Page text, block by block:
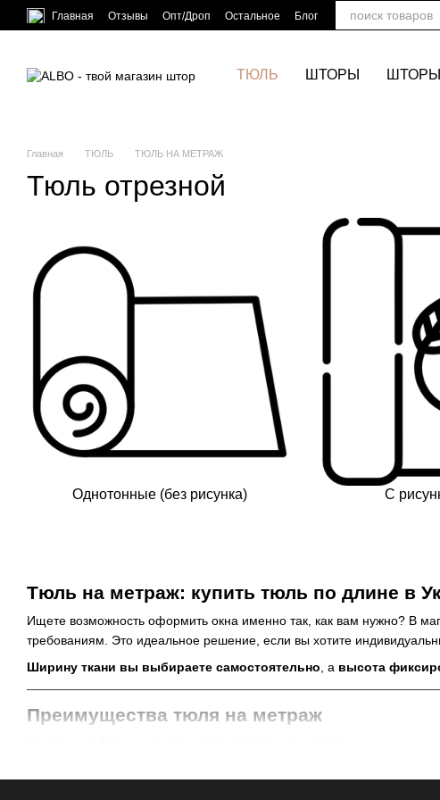
Перейти к основному контенту
Главная Отзывы Опт/Дроп Остальное Блог
ТЮЛЬ ШТОРЫ
Главная ТЮЛЬ ТЮЛЬ НА МЕТРАЖ
Тюль отрезной
Тюль на метраж: купить тюль по длине в
Ищете возможность оформить окна именно так, как вам нужно? В
требованиям. Это идеальное решение, если вы хотите
Ширину ткани вы выбираете самостоятельно, а высота
Преимущества тюля на метраж
Однотонные (без рисунка) С